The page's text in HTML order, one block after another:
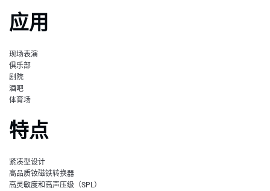
应用
现场表演
俱乐部
剧院
酒吧
体育场
特点
紧凑型设计
高品质钕磁铁转换器
高灵敏度和高声压级（SPL）